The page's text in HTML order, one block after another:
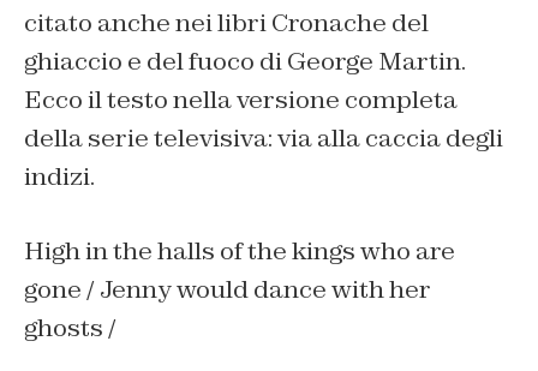
citato anche nei libriCronache del
ghiaccio e del fuoco di George Martin.
Ecco il testo nella versione completa
della serie televisiva: via alla caccia degli
indizi.
High in the halls of the kings who are
gone /Jenny would dance with her
ghosts /